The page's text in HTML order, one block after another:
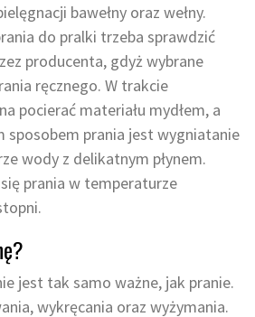
bawełny oraz wełny.
do pralki trzeba sprawdzić
producenta, gdyż wybrane
ręcznego. W trakcie
pocierać materiału mydłem, a
sposobem prania jest wygniatanie
wody z delikatnym płynem.
prania w temperaturze
jest tak samo ważne, jak pranie.
wykręcania oraz wyżymania.